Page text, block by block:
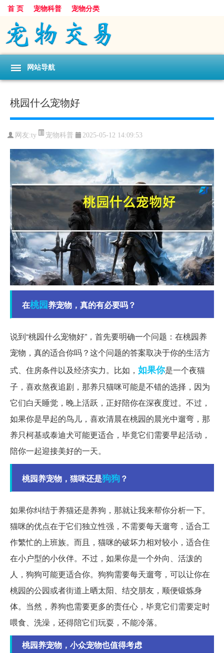
首 页 宠物科普 宠物分类
网站导航
桃园什么宠物好
网友:ty 宠物科普 2025-05-12 14:09:53
在桃园养宠物，真的有必要吗？
说到“桃园什么宠物好”，首先要明确一个问题：在桃园养
宠物，真的适合你吗？这个问题的答案取决于你的生活方
式、住房条件以及经济实力。比如， 如果你是一个夜猫
子，喜欢熬夜追剧，那养只猫咪可能是不错的选择，因为
它们白天睡觉，晚上活跃，正好陪你在深夜度过。不过，
如果你是早起的鸟儿，喜欢清晨在桃园的晨光中遛弯，那
养只柯基或泰迪犬可能更适合，毕竟它们需要早起活动，
陪你一起迎接美好的一天。
桃园养宠物，猫咪还是狗狗？
如果你纠结于养猫还是养狗，那就让我来帮你分析一下。
猫咪的优点在于它们独立性强，不需要每天遛弯，适合工
作繁忙的上班族。而且，猫咪的破坏力相对较小，适合住
在小户型的小伙伴。不过，如果你是一个外向、活泼的
人，狗狗可能更适合你。狗狗需要每天遛弯，可以让你在
桃园的公园或者街道上晒太阳、结交朋友，顺便锻炼身
体。当然，养狗也需要更多的责任心，毕竟它们需要定时
喂食、洗澡，还得陪它们玩耍，不能冷落。
桃园养宠物，小众宠物也值得考虑